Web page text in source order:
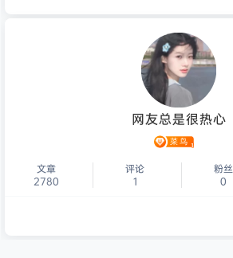
个人主页
网友总是很热心
文章
2780
评论
1
粉丝
0